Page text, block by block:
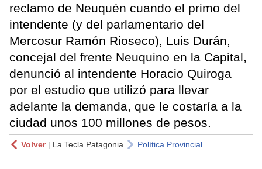
reclamo de Neuquén cuando el primo del
intendente (y del parlamentario del
Mercosur Ramón Rioseco), Luis Durán,
concejal del frente Neuquino en la Capital,
denunció al intendente Horacio Quiroga
por el estudio que utilizó para llevar
adelante la demanda, que le costaría a la
ciudad unos 100 millones de pesos.
Volver| La Tecla Patagonia Política Provincial